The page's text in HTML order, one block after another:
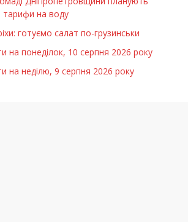
тарифи на воду
готуємо салат по-грузинськи
на понеділок, 10 серпня 2026 року
на неділю, 9 серпня 2026 року